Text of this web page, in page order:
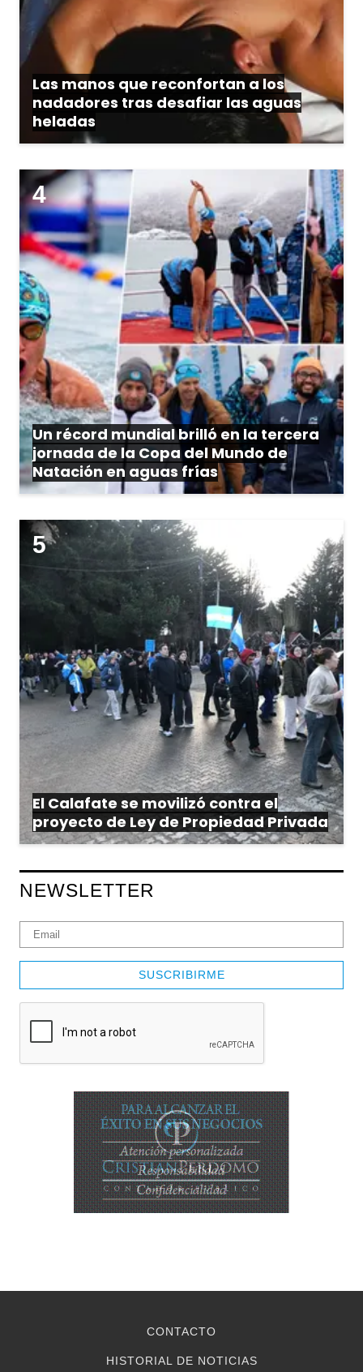
Las manos que reconfortan a los
nadadores tras desafiar las aguas
heladas
Un récord mundial brilló en la tercera
jornada de la Copa del Mundo de
Natación en aguas frías
El Calafate se movilizó contra el
proyecto de Ley de Propiedad Privada
NEWSLETTER
SUSCRIBIRME
CONTACTO
HISTORIAL DE NOTICIAS